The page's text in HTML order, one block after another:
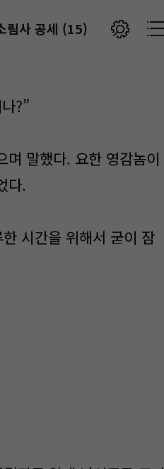
림사 공세 (15)
?”
며 말했다. 요한 영감놈이
다.
시간을 위해서 굳이 잠